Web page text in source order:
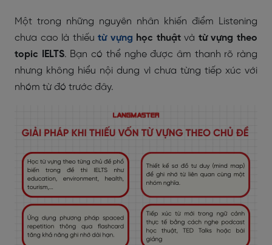
Một trong những nguyên nhân khiến điểm Listening
chưa cao là thiếutừ vựng học thuậtvà từ vựng theo
topic IELTS. Bạn có thể nghe được âm thanh rõ ràng
nhưng không hiểu nội dung vì chưa từng tiếp xúc với
nhóm từ đó trước đây.